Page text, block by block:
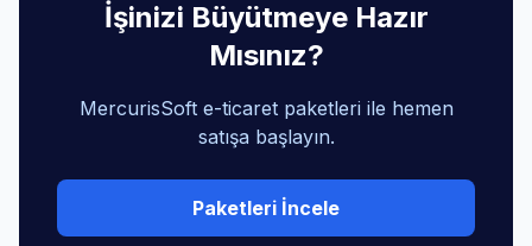
İşinizi Büyütmeye Hazır
Mısınız?
MercurisSoft e-ticaret paketleri ile hemen
satışa başlayın.
Paketleri İncele